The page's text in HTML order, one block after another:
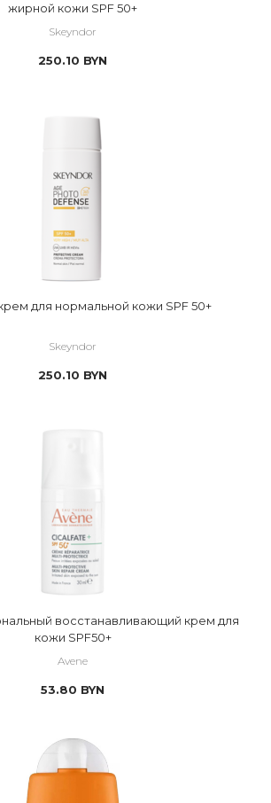
жирной кожи SPF 50+
Skeyndor
250.10 BYN
для нормальной кожи SPF 50+
Skeyndor
250.10 BYN
восстанавливающий крем для
кожи SPF50+
Avene
53.80 BYN